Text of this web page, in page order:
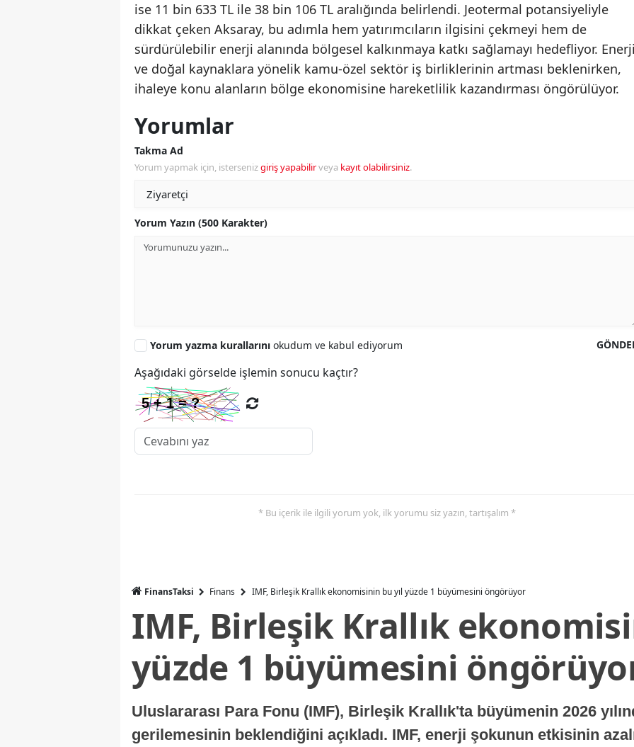
ise 11 bin 633 TL ile 38 bin 106 TL aralığında belirlendi. Jeotermal potansiyeliyle
dikkat çeken Aksaray, bu adımla hem yatırımcıların ilgisini çekmeyi hem de
sürdürülebilir enerji alanında bölgesel kalkınmaya katkı sağlamayı hedefliyor.
ve doğal kaynaklara yönelik kamu-özel sektör iş birliklerinin artması beklenirken,
ihaleye konu alanların bölge ekonomisine hareketlilik kazandırması öngörülüyor.
Yorumlar
Takma Ad
Yorum yapmak için, istersenizgiriş yapabilirveya kayıt olabilirsiniz.
Yorum Yazın (500 Karakter)
Yorum yazma kurallarını okudum ve kabul ediyorum
Aşağıdaki görselde işlemin sonucu kaçtır?
* Bu içerik ile ilgili yorum yok, ilk yorumu siz yazın, tartışalım *
FinansTaksi Finans IMF, Birleşik Krallık ekonomisinin bu yıl yüzde 1 büyümesini öngörüyor
IMF, Birleşik Krallık
yüzde 1 büyümesini
Uluslararası Para Fonu (IMF), Birleşik Krallık'ta büyümenin 2026
gerilemesinin beklendiğini açıkladı. IMF, enerji şokunun etkisinin